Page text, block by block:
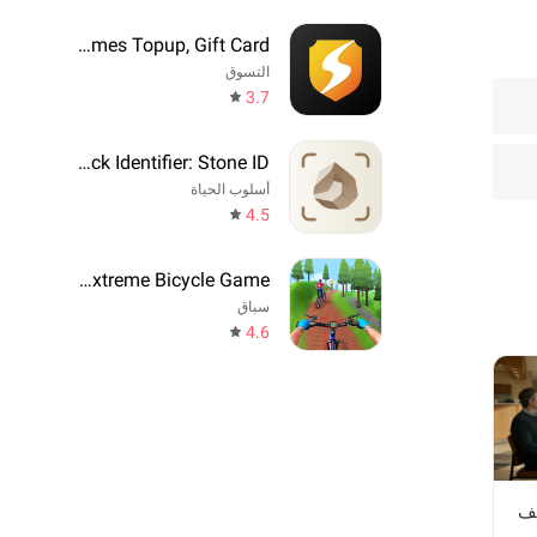
SEAGM - Games Topup, Gift Card
التسوق
3.7
Rock Identifier: Stone ID
أسلوب الحياة
4.5
BMX Cycle Extreme Bicycle Game
سباق
4.6